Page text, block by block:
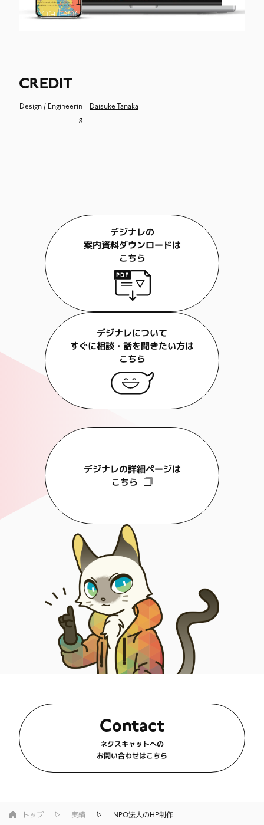
CREDIT
Design / Engineerin
g
Daisuke Tanaka
デジナレの
案内資料ダウンロードは
こちら
デジナレについて
すぐに相談・話を聞きたい方は
こちら
デジナレの詳細ページは
こちら
Contact
ネクスキャットへの
お問い合わせはこちら
トップ 実績 NPO法人のHP制作